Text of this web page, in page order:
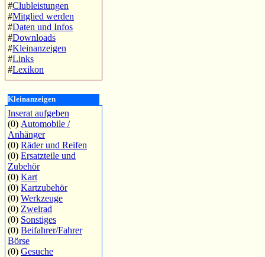
#Clubleistungen
#Mitglied werden
#Daten und Infos
#Downloads
#Kleinanzeigen
#Links
#Lexikon
Kleinanzeigen
Inserat aufgeben
(0) Automobile /
Anhänger
(0) Räder und Reifen
(0) Ersatzteile und
Zubehör
(0) Kart
(0) Kartzubehör
(0) Werkzeuge
(0) Zweirad
(0) Sonstiges
(0) Beifahrer/Fahrer
Börse
(0) Gesuche